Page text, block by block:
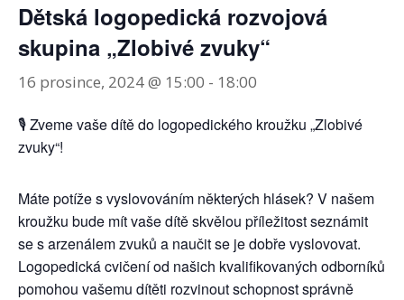
Dětská logopedická rozvojová
skupina „Zlobivé zvuky“
16 prosince, 2024 @ 15:00 - 18:00
🎙 Zveme vaše dítě do logopedického kroužku „Zlobivé
zvuky“!
Máte potíže s vyslovováním některých hlásek? V našem
kroužku bude mít vaše dítě skvělou příležitost seznámit
se s arzenálem zvuků a naučit se je dobře vyslovovat.
Logopedická cvičení od našich kvalifikovaných odborníků
pomohou vašemu dítěti rozvinout schopnost správně